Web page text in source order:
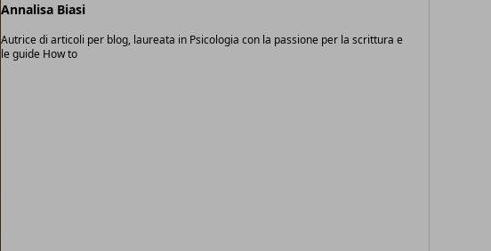
Annalisa Biasi
Autrice di articoli per blog, laureata in Psicologia con la passione per la scrittura e
le guide How to